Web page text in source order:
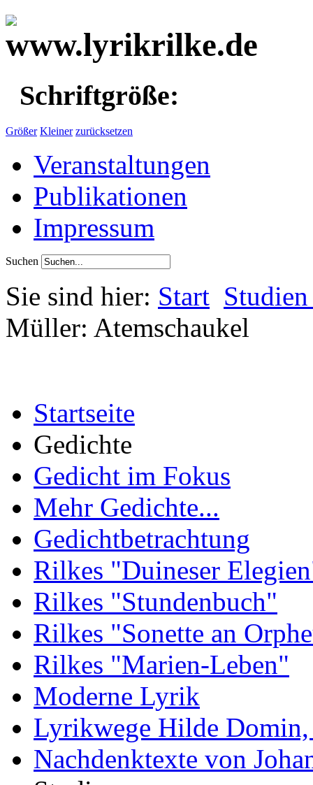
Schriftgröße:
Größer Kleiner zurücksetzen
Veranstaltungen
Publikationen
Impressum
Suchen
Sie sind hier: Start
Müller: Atemschaukel
Startseite
Gedichte
Gedicht im Fokus
Mehr Gedichte...
Gedichtbetrachtung
Rilkes "Duineser
Rilkes "Stundenbuch"
Rilkes "Sonette an
Rilkes "Marien-Leben"
Moderne Lyrik
Lyrikwege Hilde
Nachdenktexte von